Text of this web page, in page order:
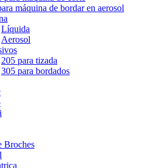
máquina de bordar en aerosol
Líquida
Aerosol
205 para tizada
305 para bordados
Broches